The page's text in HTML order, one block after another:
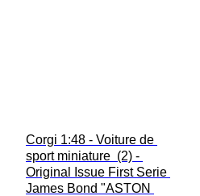
Corgi 1:48 - Voiture de
sport miniature  (2) -
Original Issue First Serie
James Bond "ASTON